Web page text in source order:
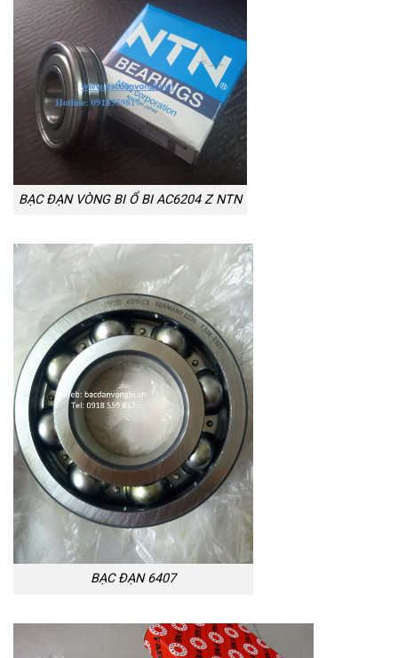
BẠC ĐẠN VÒNG BI Ổ BI AC6204 Z NTN
BẠC ĐẠN 6407